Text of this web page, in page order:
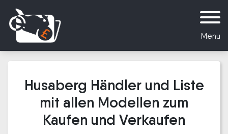
Menu
Husaberg Händler und Liste
mit allen Modellen zum
Kaufen und Verkaufen